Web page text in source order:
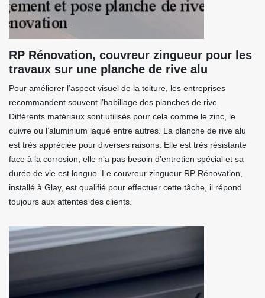
RP Rénovation, couvreur zingueur pour les
travaux sur une planche de rive alu
Pour améliorer l’aspect visuel de la toiture, les entreprises
recommandent souvent l’habillage des planches de rive.
Différents matériaux sont utilisés pour cela comme le zinc, le
cuivre ou l’aluminium laqué entre autres. La planche de rive alu
est très appréciée pour diverses raisons. Elle est très résistante
face à la corrosion, elle n’a pas besoin d’entretien spécial et sa
durée de vie est longue. Le couvreur zingueur RP Rénovation,
installé à Glay, est qualifié pour effectuer cette tâche, il répond
toujours aux attentes des clients.